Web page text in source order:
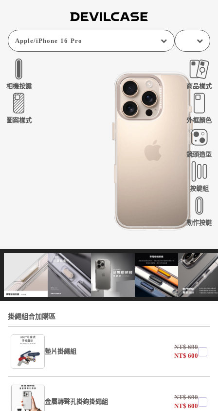
Apple/iPhone 16 Pro
相機按鍵
圖案樣式
商品樣式
外框顏色
鏡頭造型
按鍵組
動作按鍵
掛繩組合加購區
墊片掛繩組
NT$690
NT$600
undefined / undefined
掛繩
金屬轉聲孔掛鉤掛繩組
NT$690
NT$600